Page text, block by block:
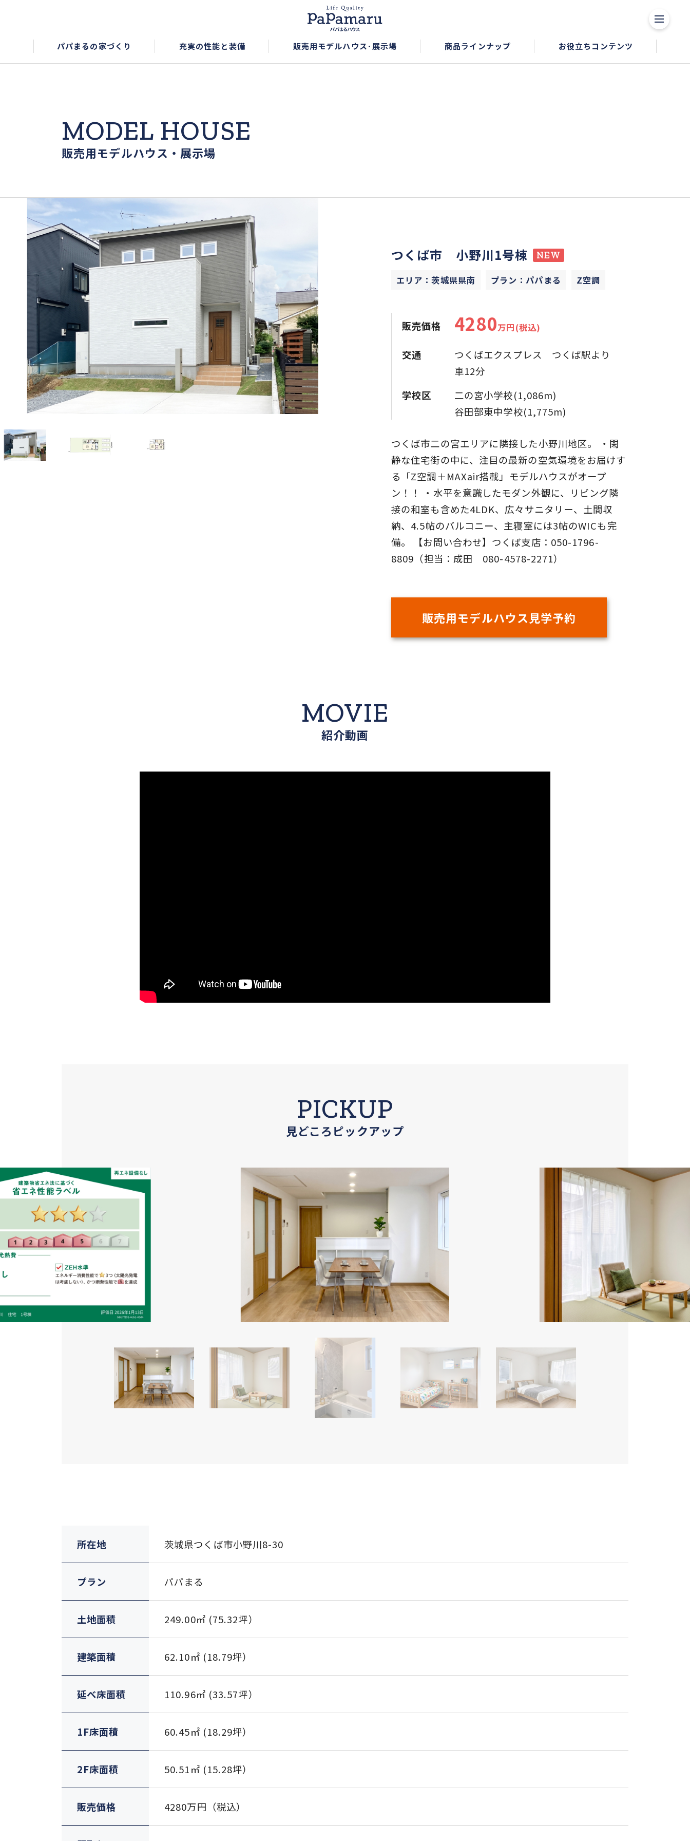
パパまるの家づくり 充実の性能と装備 販売用モデルハウス･展示場 商品ラインナップ お役立ちコンテンツ
MODEL HOUSE
販売用モデルハウス・展示場
つくば市 小野川1号棟 NEW
エリア：茨城県県南 プラン：パパまる Z空調
販売価格 4280万円(税込)
交通
つくばエクスプレス つくば駅より
車12分
学校区
二の宮小学校(1,086m)
谷田部東中学校(1,775m)
つくば市二の宮エリアに隣接した小野川地区。 ・閑
静な住宅街の中に、注目の最新の空気環境をお届けす
る「Z空調＋MAXair搭載」モデルハウスがオープ
ン！！ ・水平を意識したモダン外観に、リビング隣
接の和室も含めた4LDK、広々サニタリー、土間収
納、4.5帖のバルコニー、主寝室には3帖のWICも完
備。 【お問い合わせ】つくば支店：050-1796-
8809（担当：成田 080-4578-2271）
販売用モデルハウス見学予約
MOVIE
紹介動画
PICKUP
見どころピックアップ
所在地 茨城県つくば市小野川8-30
プラン パパまる
土地面積 249.00㎡ (75.32坪）
建築面積 62.10㎡ (18.79坪）
延べ床面積 110.96㎡ (33.57坪）
1F床面積 60.45㎡ (18.29坪）
2F床面積 50.51㎡ (15.28坪）
販売価格 4280万円（税込）